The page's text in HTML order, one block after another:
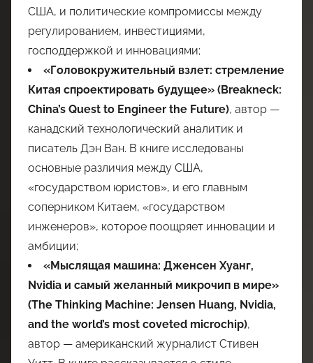
США, и политические компромиссы между
регулированием, инвестициями,
господдержкой и инновациями;
«Головокружительный взлет: стремление
Китая спроектировать будущее» (Breakneck:
China’s Quest to Engineer the Future), автор —
канадский технологический аналитик и
писатель Дэн Ван. В книге исследованы
основные различия между США,
«государством юристов», и его главным
соперником Китаем, «государством
инженеров», которое поощряет инновации и
амбиции;
«Мыслящая машина: Дженсен Хуанг,
Nvidia и самый желанный микрочип в мире»
(The Thinking Machine: Jensen Huang, Nvidia,
and the world’s most coveted microchip),
автор — американский журналист Стивен